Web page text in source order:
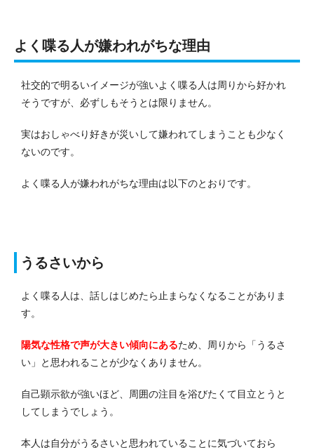
よく喋る人が嫌われがちな理由
社交的で明るいイメージが強いよく喋る人は周りから好かれ
そうですが、必ずしもそうとは限りません。
実はおしゃべり好きが災いして嫌われてしまうことも少なく
ないのです。
よく喋る人が嫌われがちな理由は以下のとおりです。
うるさいから
よく喋る人は、話しはじめたら止まらなくなることがありま
す。
陽気な性格で声が大きい傾向にあるため、周りから「うるさ
い」と思われることが少なくありません。
自己顕示欲が強いほど、周囲の注目を浴びたくて目立とうと
してしまうでしょう。
本人は自分がうるさいと思われていることに気づいておら